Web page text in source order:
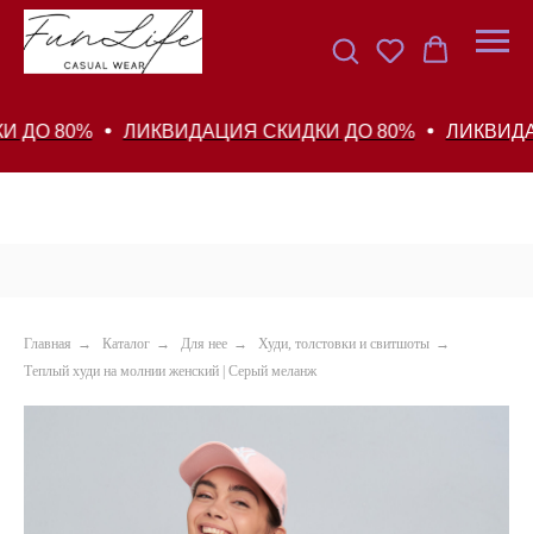
80% ЛИКВИДАЦИЯ СКИДКИ ДО 80%
Главная → Каталог → Для нее → Худи, толстовки и свитшоты →
Теплый худи на молнии женский | Серый меланж